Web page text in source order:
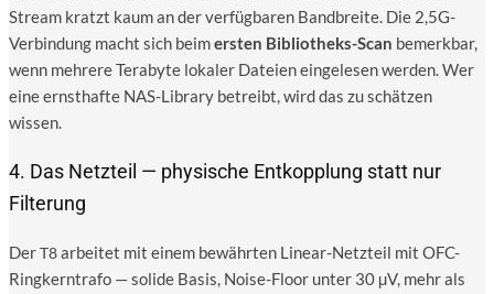
Stream kratzt kaum an der ver­füg­ba­ren Band­brei­te. Die 2,5G-
Verbindung macht sich beimers­ten Biblio­theks-Scan bemerk­bar,
wenn meh­re­re Tera­byte loka­ler Datei­en ein­ge­le­sen wer­den. Wer
eine ernst­haf­te NAS-Libra­ry betreibt, wird das zu schät­zen
wissen.
4. Das Netzteil — physische Entkopplung statt nur
Filterung
DerT8arbei­tet mit einem bewähr­ten Line­ar-Netz­teil mit OFC-
Ring­kern­tra­fo — soli­de Basis, Noi­se-Flo­or unter 30 µV, mehr als